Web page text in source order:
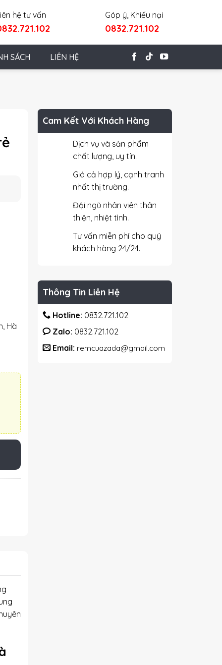
hệ tư vấn Góp ý, Khiếu nại
0832.721.102
SÁCH LIÊN HỆ
Cam Kết Với Khách Hàng
Dịch vụ và sản phẩm
chất lượng, uy tín.
Giá cả hợp lý, cạnh tranh
nhất thị trường.
Đội ngũ nhân viên thân
thiện, nhiệt tình.
Tư vấn miễn phí cho quý
khách hàng 24/24.
Thông Tin Liên Hệ
Hotline: 0832.721.102
Zalo: 0832.721.102
Email: remcuazada@gmail.com
Hà